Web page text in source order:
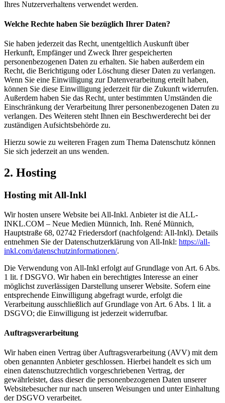
Ihres Nutzerverhaltens verwendet werden.
Welche Rechte haben Sie bezüglich Ihrer Daten?
Sie haben jederzeit das Recht, unentgeltlich Auskunft über
Herkunft, Empfänger und Zweck Ihrer gespeicherten
personenbezogenen Daten zu erhalten. Sie haben außerdem ein
Recht, die Berichtigung oder Löschung dieser Daten zu verlangen.
Wenn Sie eine Einwilligung zur Datenverarbeitung erteilt haben,
können Sie diese Einwilligung jederzeit für die Zukunft widerrufen.
Außerdem haben Sie das Recht, unter bestimmten Umständen die
Einschränkung der Verarbeitung Ihrer personenbezogenen Daten zu
verlangen. Des Weiteren steht Ihnen ein Beschwerderecht bei der
zuständigen Aufsichtsbehörde zu.
Hierzu sowie zu weiteren Fragen zum Thema Datenschutz können
Sie sich jederzeit an uns wenden.
2. Hosting
Hosting mit All-Inkl
Wir hosten unsere Website bei All-Inkl. Anbieter ist die ALL-
INKL.COM – Neue Medien Münnich, Inh. René Münnich,
Hauptstraße 68, 02742 Friedersdorf (nachfolgend: All-Inkl). Details
entnehmen Sie der Datenschutzerklärung von All-Inkl: https://all-
inkl.com/datenschutzinformationen/.
Die Verwendung von All-Inkl erfolgt auf Grundlage von Art. 6 Abs.
1 lit. f DSGVO. Wir haben ein berechtigtes Interesse an einer
möglichst zuverlässigen Darstellung unserer Website. Sofern eine
entsprechende Einwilligung abgefragt wurde, erfolgt die
Verarbeitung ausschließlich auf Grundlage von Art. 6 Abs. 1 lit. a
DSGVO; die Einwilligung ist jederzeit widerrufbar.
Auftragsverarbeitung
Wir haben einen Vertrag über Auftragsverarbeitung (AVV) mit dem
oben genannten Anbieter geschlossen. Hierbei handelt es sich um
einen datenschutzrechtlich vorgeschriebenen Vertrag, der
gewährleistet, dass dieser die personenbezogenen Daten unserer
Websitebesucher nur nach unseren Weisungen und unter Einhaltung
der DSGVO verarbeitet.